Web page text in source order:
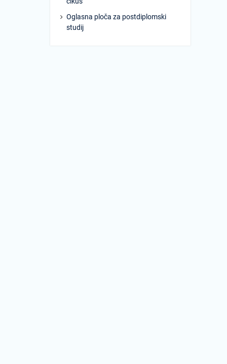
Oglasna ploča za postdiplomski
studij